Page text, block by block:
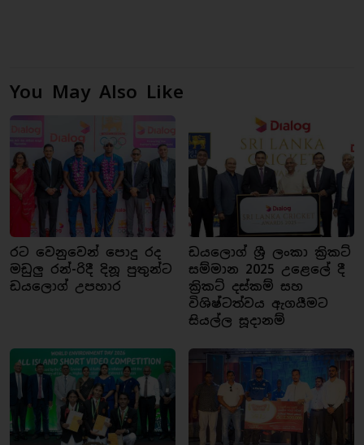
You May Also Like
රට වෙනුවෙන් පොදු රද
මඩුලු රන්-රිදී දිනූ පුතුන්ට
ඩයලොග් උපහාර
ඩයලොග් ශ්‍රී ලංකා ක්‍රිකට්
සම්මාන 2025 උළෙලේ දී
ක්‍රිකට් දස්කම් සහ
විශිෂ්ටත්වය ඇගයීමට
සියල්ල සූදානම්